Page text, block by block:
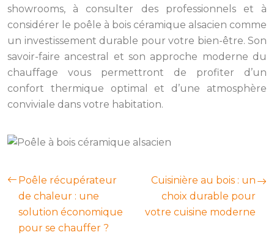
showrooms, à consulter des professionnels et à
considérer le poêle à bois céramique alsacien comme
un investissement durable pour votre bien-être. Son
savoir-faire ancestral et son approche moderne du
chauffage vous permettront de profiter d’un
confort thermique optimal et d’une atmosphère
conviviale dans votre habitation.
Poêle récupérateur
de chaleur : une
solution économique
pour se chauffer ?
Cuisinière au bois : un
choix durable pour
votre cuisine moderne